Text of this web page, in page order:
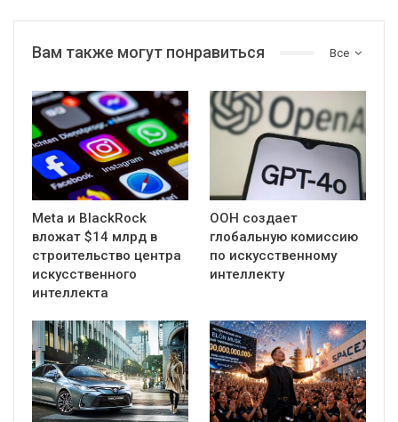
Все
Вам также могут понравиться
Meta и BlackRock
вложат $14 млрд в
строительство центра
искусственного
интеллекта
ООН создает
глобальную комиссию
по искусственному
интеллекту